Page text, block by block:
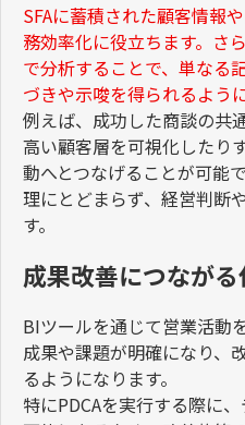
SFAに蓄積された顧客情報
務効率化に役立ちます。さ
で分析することで、単なる
づきや示唆を得られるよう
例えば、成功した商談の共
高い顧客層を可視化したり
動へとつなげることが可能
理にとどまらず、経営判断
す。
成果改善につなが
BIツールを通じて営業活動
成果や課題が明確になり、
るようになります。
特にPDCAを実行する際に